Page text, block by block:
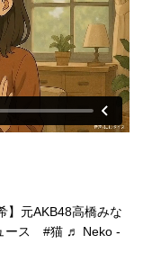
】元AKB48高橋みな
ース #猫 ♬ Neko -